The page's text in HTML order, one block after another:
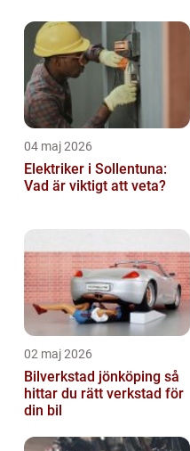
04 maj 2026
Elektriker i Sollentuna:
Vad är viktigt att veta?
02 maj 2026
Bilverkstad jönköping så
hittar du rätt verkstad för
din bil